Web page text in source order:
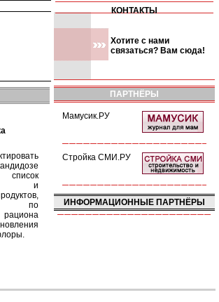
КОНТАКТЫ
Хотите с нами
связаться? Вам сюда!
и
по
ПАРТНЁРЫ
Мамусик.РУ
Стройка СМИ.РУ
ИНФОРМАЦИОННЫЕ ПАРТНЁРЫ